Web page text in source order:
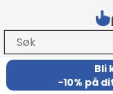
Bli
-10% på